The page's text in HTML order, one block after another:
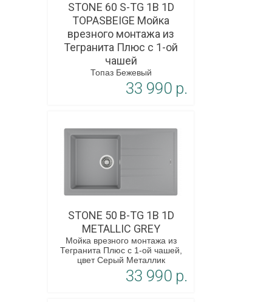
STONE 60 S-TG 1B 1D
TOPASBEIGE Мойка
врезного монтажа из
Тегранита Плюс с 1-ой
чашей
Топаз Бежевый
33 990 p.
STONE 50 B-TG 1B 1D
METALLIC GREY
Мойка врезного монтажа из
Тегранита Плюс с 1-ой чашей,
цвет Серый Металлик
33 990 p.